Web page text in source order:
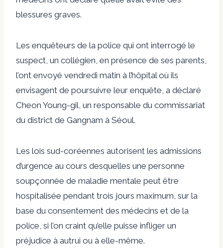
blessures graves.
Les enquêteurs de la police qui ont interrogé le
suspect, un collégien, en présence de ses parents,
l’ont envoyé vendredi matin à l’hôpital où ils
envisagent de poursuivre leur enquête, a déclaré
Cheon Young-gil, un responsable du commissariat
du district de Gangnam à Séoul.
Les lois sud-coréennes autorisent les admissions
d’urgence au cours desquelles une personne
soupçonnée de maladie mentale peut être
hospitalisée pendant trois jours maximum, sur la
base du consentement des médecins et de la
police, si l’on craint qu’elle puisse infliger un
préjudice à autrui ou à elle-même.